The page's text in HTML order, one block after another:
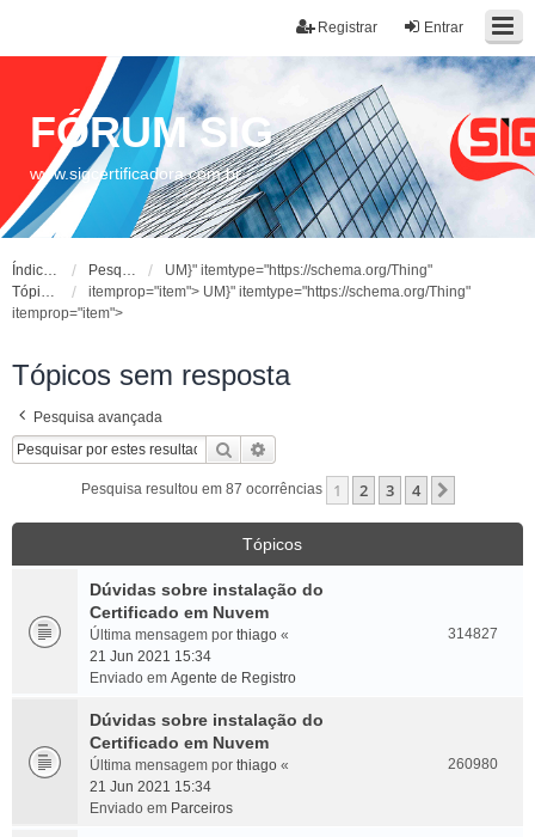
Entrar
Registrar
FÓRUM SIG
www.sigcertificadora.com.br
Índice do fórum Pesquisar
UM}" itemtype="https://schema.org/Thing"
itemprop="item">
Tópicos sem resposta
UM}" itemtype="https://schema.org/Thing"
itemprop="item">
Tópicos sem resposta
Pesquisa avançada
Pesquisar
Pesquisa resultou em 87 ocorrências 1 2 3 4
Tópicos
Dúvidas sobre instalação do
Certificado em Nuvem
Última mensagem por thiago «
21 Jun 2021 15:34
Enviado em Agente de Registro
314827
Dúvidas sobre instalação do
Certificado em Nuvem
Última mensagem por thiago «
21 Jun 2021 15:34
Enviado em Parceiros
260980